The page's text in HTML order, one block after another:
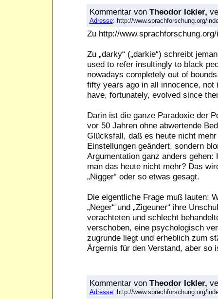
Kommentarvon Theodor Ickler,
Adresse: http://www.sprachforschung.org/
Zu http://
Zu „darky“ („darkie“) schreibt
used to refer insultingly to black
nowadays completely out of
fifty years ago in all innocence,
have, fortunately, evolved since
Darin ist die ganze Paradoxie der
vor 50 Jahren ohne abwertende
Glücksfall, daß es heute nicht
Einstellungen geändert, sondern
Argumentation ganz anders
man das heute nicht mehr? Das
„Nigger“ oder so etwas gesagt.
Die eigentliche Frage muß lauten:
„Neger“ und „Zigeuner“ ihre
verachteten und schlecht
verschoben, eine psychologisch
zugrunde liegt und erheblich zum
Ärgernis für den Verstand, aber so
Kommentarvon Theodor Ickler,
Adresse: http://www.sprachforschung.org/